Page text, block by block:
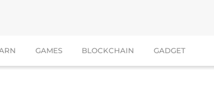
GAMES BLOCKCHAIN GADGET